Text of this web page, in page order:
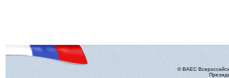
© ВАЕС